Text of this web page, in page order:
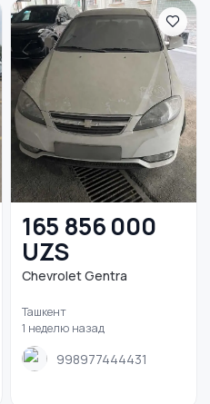
165 856 000
UZS
Chevrolet Gentra
Ташкент
1 неделю назад
998977444431